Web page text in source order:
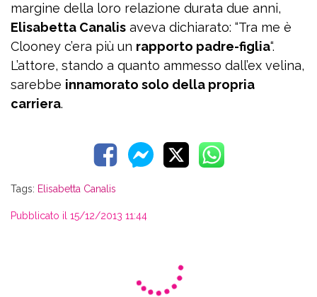
margine della loro relazione durata due anni,
Elisabetta Canalis aveva dichiarato: “Tra me è
Clooney c’era più un rapporto padre-figlia“.
L’attore, stando a quanto ammesso dall’ex velina,
sarebbe innamorato solo della propria
carriera.
Tags: Elisabetta Canalis
Pubblicato il 15/12/2013 11:44